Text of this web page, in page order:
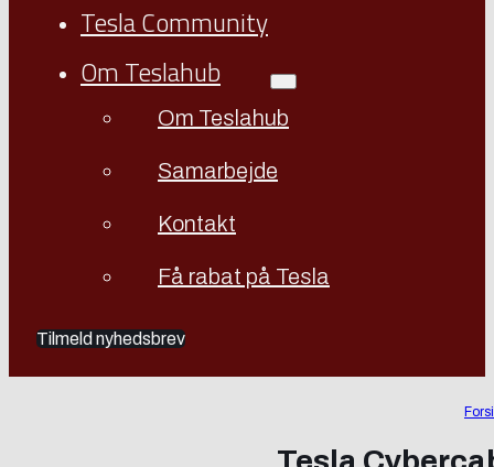
Tesla Community
Om Teslahub
Om Teslahub
Samarbejde
Kontakt
Få rabat på Tesla
Tilmeld nyhedsbrev